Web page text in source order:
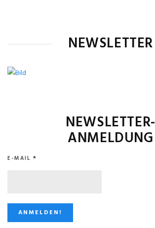
NEWSLETTER
NEWSLETTER-
ANMELDUNG
E-MAIL *